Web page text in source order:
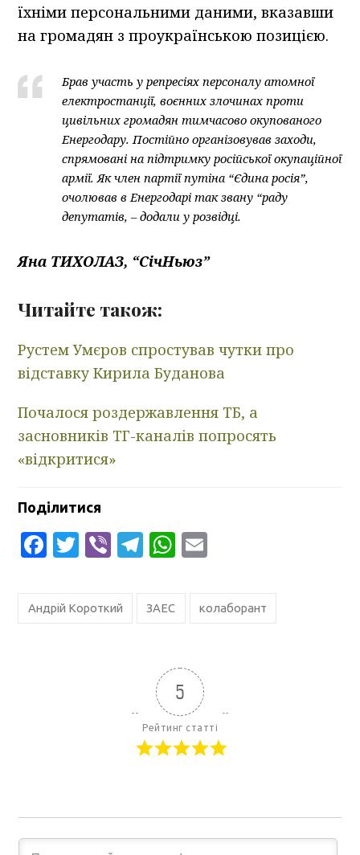
їхніми персональними даними, вказавши
на громадян з проукраїнською позицією.
Брав участь у репресіях персоналу атомної
електростанції, воєнних злочинах проти
цивільних громадян тимчасово окупованого
Енергодару. Постійно організовував заходи,
спрямовані на підтримку російської окупаційної
армії. Як член партії путіна “Єдина росія”,
очолював в Енергодарі так звану “раду
депутатів, – додали у розвідці.
Яна ТИХОЛАЗ, “СічНьюз”
Читайте також:
Рустем Умєров спростував чутки про
відставку Кирила Буданова
Почалося роздержавлення ТБ, а
засновників ТГ-каналів попросять
«відкритися»
Поділитися
Facebook
Twitter
ViberTelegram
WhatsApp
Андрій Короткий ЗАЕС колаборант
5
Рейтинг статті